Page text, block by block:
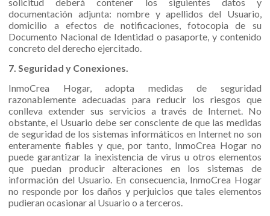
documentación adjunta: nombre y apellidos del Usuario,
domicilio a efectos de notificaciones, fotocopia de su
Documento Nacional de Identidad o pasaporte, y contenido
concreto del derecho ejercitado.
7. Seguridad y Conexiones.
InmoCrea Hogar, adopta medidas de seguridad
razonablemente adecuadas para reducir los riesgos que
conlleva extender sus servicios a través de Internet. No
obstante, el Usuario debe ser consciente de que las medidas
de seguridad de los sistemas informáticos en Internet no son
enteramente fiables y que, por tanto, InmoCrea Hogar no
puede garantizar la inexistencia de virus u otros elementos
que puedan producir alteraciones en los sistemas de
información del Usuario. En consecuencia, InmoCrea Hogar
no responde por los daños y perjuicios que tales elementos
pudieran ocasionar al Usuario o a terceros.